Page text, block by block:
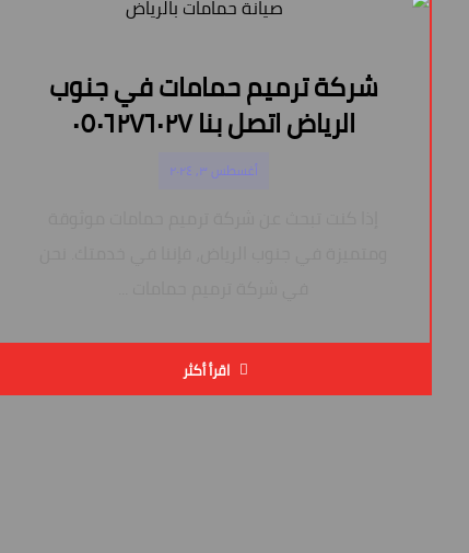
شركة ترميم حمامات في جنوب
الرياض اتصل بنا ٠٥٠٦٢٧٦٠٢٧
أغسطس ٣, ٢٠٢٤
اقرأ أكثر